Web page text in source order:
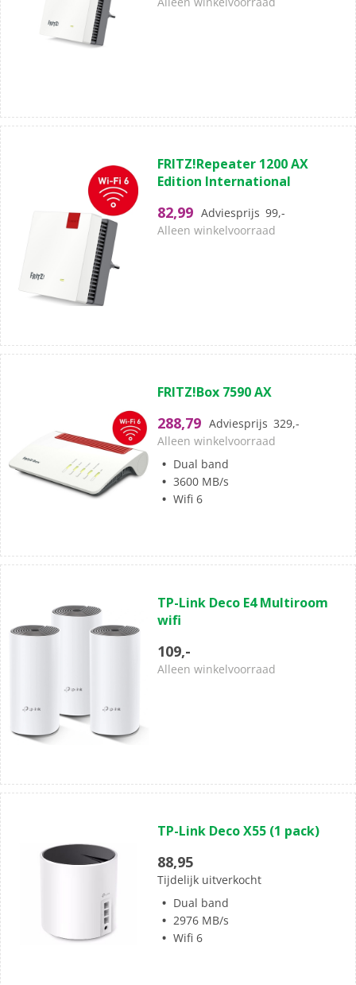
van
de
sterren.
5
FRITZ!Repeater 1200 AX
Edition International
82,99 Adviesprijs 99,-
Alleen winkelvoorraad
van
5
sterren.
FRITZ!Box 7590 AX
288,79 Adviesprijs 329,-
Alleen winkelvoorraad
Dual band
3600 MB/s
Wifi 6
van
de
sterren.
TP-Link Deco E4 Multiroom
wifi
109,-
Alleen winkelvoorraad
van
5
sterren.
TP-Link Deco X55 (1 pack)
88,95
Tijdelijk uitverkocht
Dual band
2976 MB/s
Wifi 6